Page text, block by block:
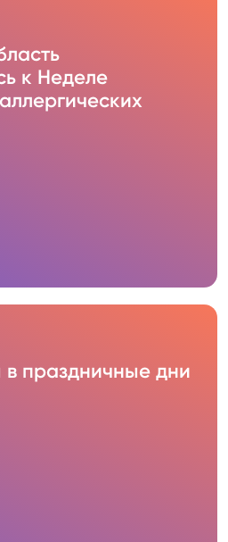
к Неделе
праздничные дни